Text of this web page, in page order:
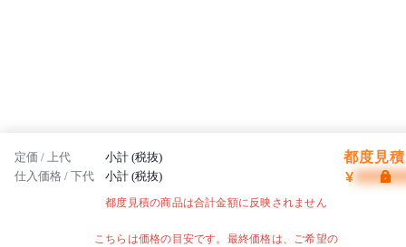
定価 / 上代 小計 (税抜) 都度見
仕入価格 / 下代 小計 (税抜) ¥
都度見積の商品は合計金額に反映されません
こちらは価格の目安です。最終価格は、ご希望の